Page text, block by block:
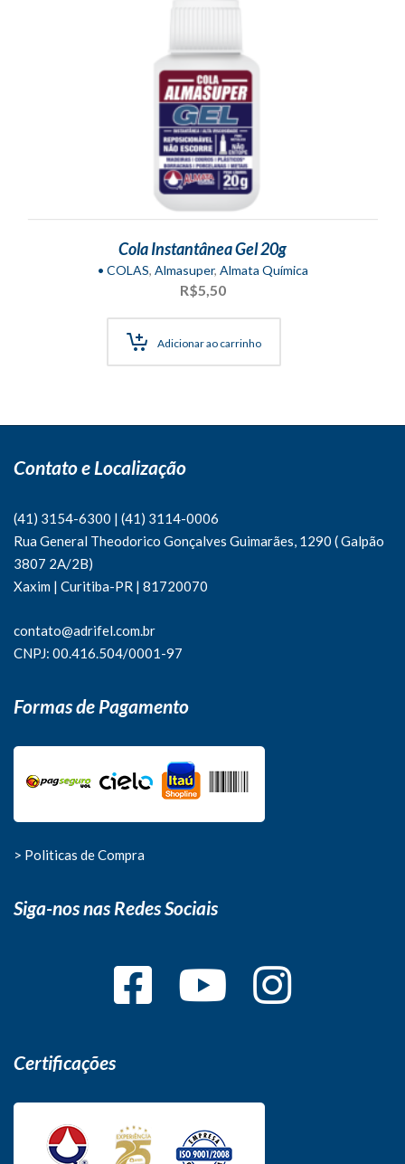
Cola Instantânea Gel 20g
• COLAS, Almasuper, Almata Química
R$5,50
Adicionar ao carrinho
Contato e Localização
(41) 3154-6300 | (41) 3114-0006
Rua General Theodorico Gonçalves Guimarães, 1290 ( Galpão
3807 2A/2B)
Xaxim | Curitiba-PR | 81720070
contato@adrifel.com.br
CNPJ: 00.416.504/0001-97
Formas de Pagamento
> Politicas de Compra
Siga-nos nas Redes Sociais
Certificações